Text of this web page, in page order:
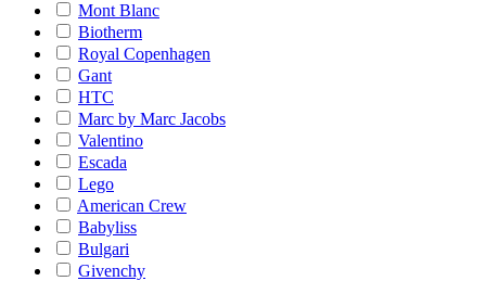
Mont Blanc
Biotherm
Royal Copenhagen
Gant
HTC
Marc by Marc Jacobs
Valentino
Escada
Lego
American Crew
Babyliss
Bulgari
Givenchy